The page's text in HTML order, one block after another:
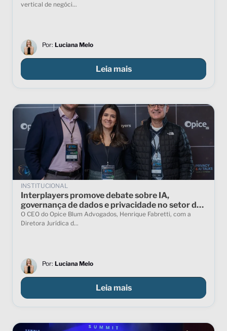
vertical de negóci...
Por: Luciana Melo
Leia mais
INSTITUCIONAL
Interplayers promove debate sobre IA,
governança de dados e privacidade no setor de
saúde
O CEO do Opice Blum Advogados, Henrique Fabretti, com a
Diretora Jurídica d...
Por: Luciana Melo
Leia mais